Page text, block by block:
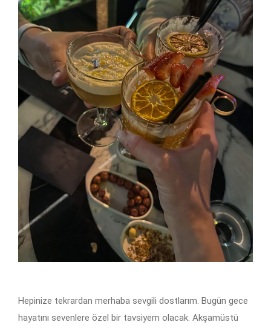
Hepinize tekrardan merhaba sevgili dostlarım. Bugün gece
hayatını sevenlere özel bir tavsiyem olacak. Akşamüstü